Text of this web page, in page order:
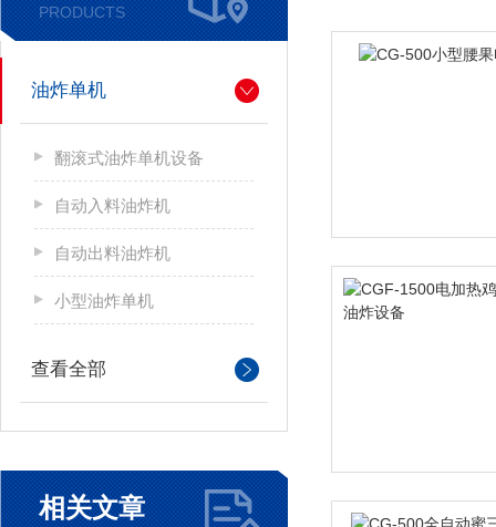
PRODUCTS
油炸单机
翻滚式油炸单机设备
自动入料油炸机
自动出料油炸机
小型油炸单机
查看全部
相关文章